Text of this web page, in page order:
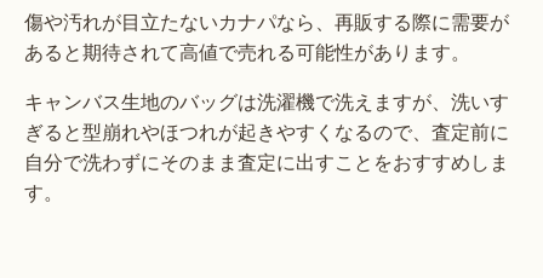
傷や汚れが目立たないカナパなら、再販する際に需要が
あると期待されて高値で売れる可能性があります。
キャンバス生地のバッグは洗濯機で洗えますが、洗いす
ぎると型崩れやほつれが起きやすくなるので、査定前に
自分で洗わずにそのまま査定に出すことをおすすめしま
す。